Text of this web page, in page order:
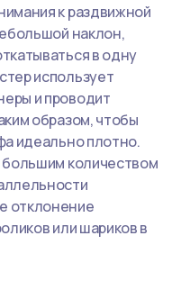
к раздвижной
наклон,
в одну
использует
и проводит
образом, чтобы
идеально плотно.
количеством
отклонение
или шариков в